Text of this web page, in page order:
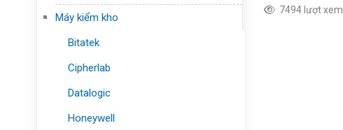
Máy kiểm kho
Bitatek
Cipherlab
Datalogic
Honeywell
7494 lượt xem